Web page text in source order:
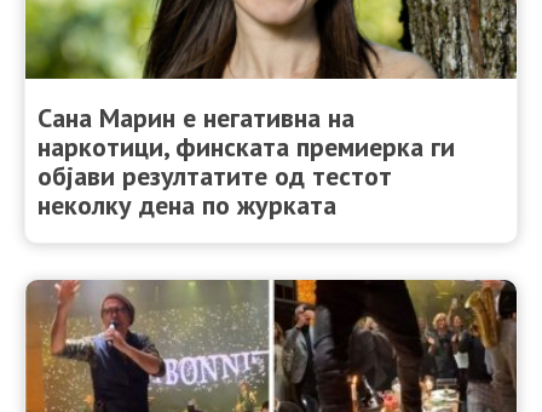
Сана Марин е негативна на
наркотици, финската премиерка ги
објави резултатите од тестот
неколку дена по журката